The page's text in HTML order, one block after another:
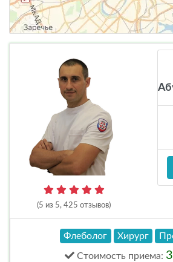
(5 из 5, 425 отзывов)
Флеболог Хирург
Стоимость приема: